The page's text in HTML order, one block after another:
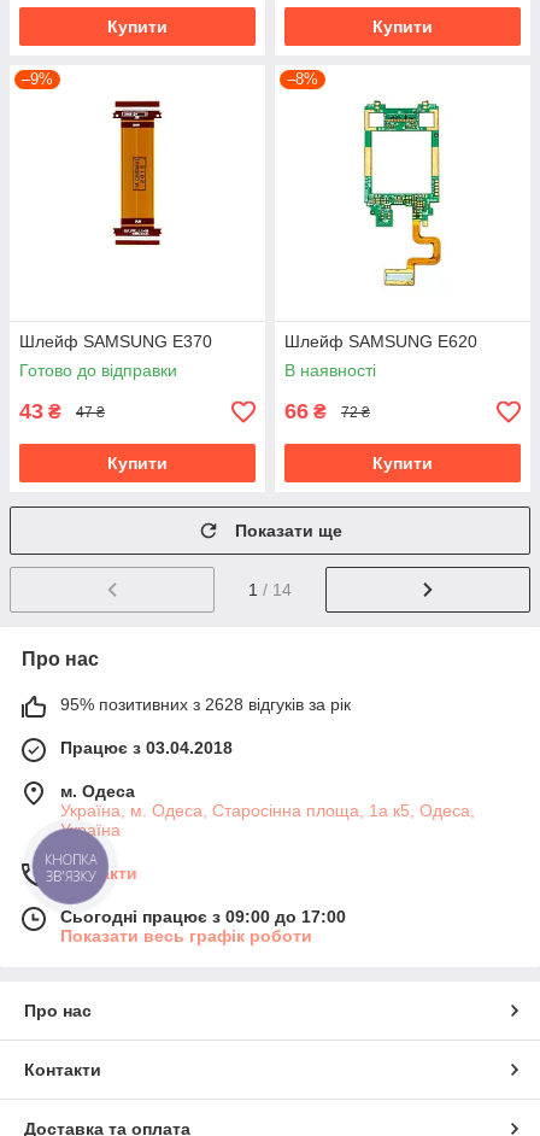
Купити Купити
–9%
Шлейф SAMSUNG E370
Готово до відправки
43 ₴ 47 ₴
Купити
–8%
Шлейф SAMSUNG E620
В наявності
66 ₴ 72 ₴
Купити
Показати ще
1 / 14
Про нас
95% позитивних з 2628 відгуків за рік
Працює з 03.04.2018
м. Одеса
Україна, м. Одеса, Старосінна площа, 1а к5, Одеса,
Україна
Контакти
Сьогодні працює з 09:00 до 17:00
Показати весь графік роботи
Про нас
Контакти
Доставка та оплата
КНОПКА
ЗВ'ЯЗКУ